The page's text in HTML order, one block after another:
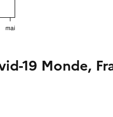
19 Monde,